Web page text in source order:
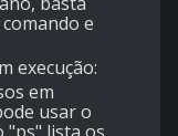
e
execução:
em
usar o